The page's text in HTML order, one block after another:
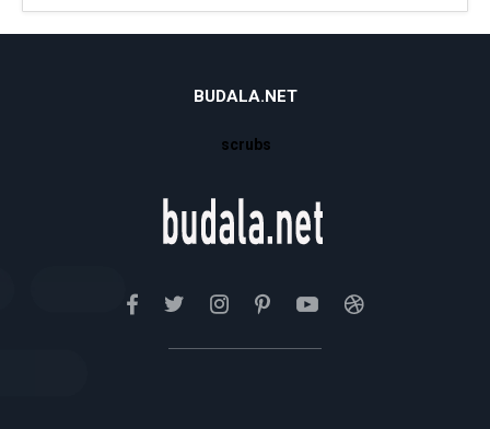
BUDALA.NET
scrubs